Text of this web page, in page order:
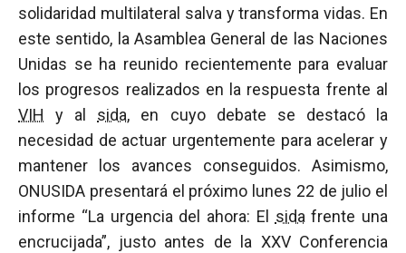
solidaridad multilateral salva y transforma vidas. En
este sentido, la Asamblea General de las Naciones
Unidas se ha reunido recientemente para evaluar
los progresos realizados en la respuesta frente al
VIH y al sida, en cuyo debate se destacó la
necesidad de actuar urgentemente para acelerar y
mantener los avances conseguidos. Asimismo,
ONUSIDA presentará el próximo lunes 22 de julio el
informe “La urgencia del ahora: El sida frente una
encrucijada”, justo antes de la XXV Conferencia